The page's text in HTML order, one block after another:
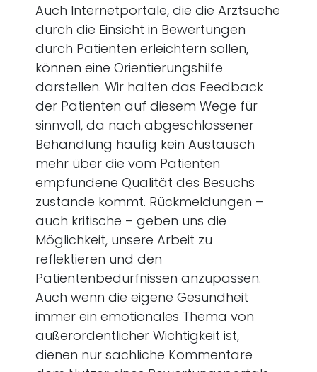
Auch Internetportale, die die Arztsuche
durch die Einsicht in Bewertungen
durch Patienten erleichtern sollen,
können eine Orientierungshilfe
darstellen. Wir halten das Feedback
der Patienten auf diesem Wege für
sinnvoll, da nach abgeschlossener
Behandlung häufig kein Austausch
mehr über die vom Patienten
empfundene Qualität des Besuchs
zustande kommt. Rückmeldungen –
auch kritische – geben uns die
Möglichkeit, unsere Arbeit zu
reflektieren und den
Patientenbedürfnissen anzupassen.
Auch wenn die eigene Gesundheit
immer ein emotionales Thema von
außerordentlicher Wichtigkeit ist,
dienen nur sachliche Kommentare